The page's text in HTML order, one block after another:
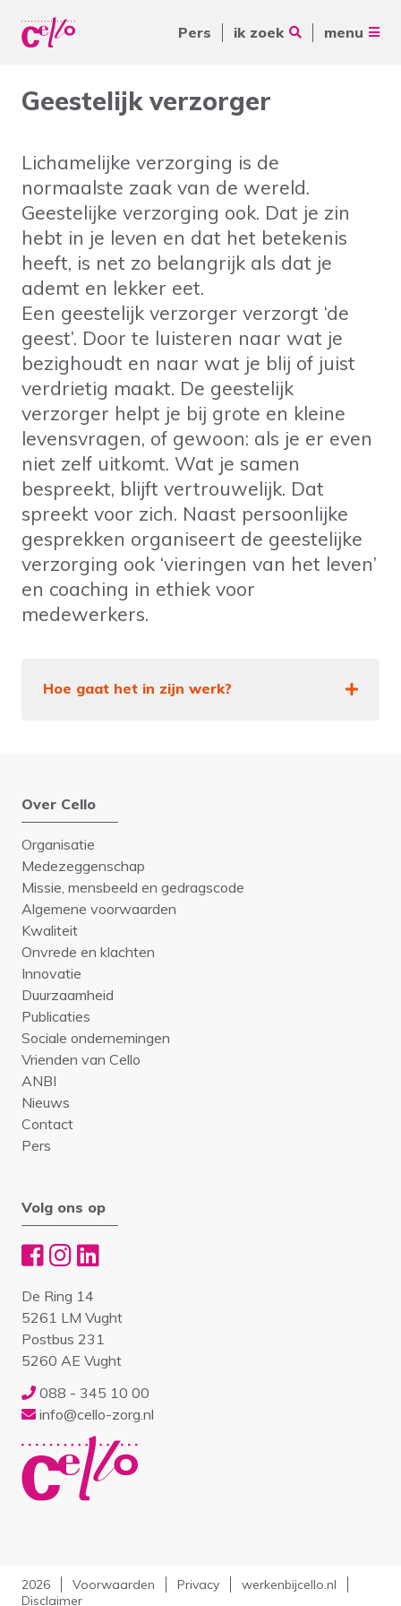
Pers ik zoek menu
Voor vrijwilligers
Voor verwijzers
Over Cello
werkenbijcello.nl
contact
Waar kunnen wij jou mee
helpen?
Veelgebruikte zoektermen
Woonvormen Zorgaanbod
Geestelijk verzorger
Lichamelijke verzorging is de
normaalste zaak van de wereld.
Geestelijke verzorging ook. Dat je zin
hebt in je leven en dat het betekenis
heeft, is net zo belangrijk als dat je
ademt en lekker eet.
Een geestelijk verzorger verzorgt ‘de
geest’. Door te luisteren naar wat je
bezighoudt en naar wat je blij of juist
verdrietig maakt. De geestelijk
verzorger helpt je bij grote en kleine
levensvragen, of gewoon: als je er even
niet zelf uitkomt. Wat je samen
bespreekt, blijft vertrouwelijk. Dat
spreekt voor zich. Naast persoonlijke
gesprekken organiseert de geestelijke
verzorging ook ‘vieringen van het leven’
en coaching in ethiek voor
medewerkers.
Hoe gaat het in zijn werk?
Over Cello
Organisatie
Medezeggenschap
Missie, mensbeeld en gedragscode
Algemene voorwaarden
Kwaliteit
Onvrede en klachten
Innovatie
Duurzaamheid
Publicaties
Sociale ondernemingen
Vrienden van Cello
ANBI
Nieuws
Contact
Pers
Volg ons op
De Ring 14
5261 LM Vught
Postbus 231
5260 AE Vught
088 - 345 10 00
info@cello-zorg.nl
2026 Voorwaarden Privacy
werkenbijcello.nl
Disclaimer